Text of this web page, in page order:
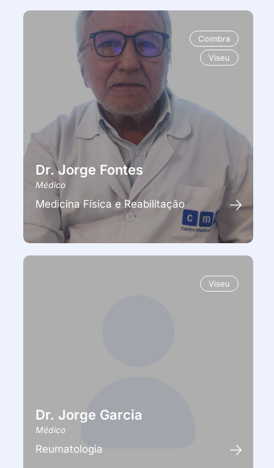
Coimbra
Viseu
Dr. Jorge Fontes
Médico
Medicina Física e Reabilitação
Viseu
Dr. Jorge Garcia
Médico
Reumatologia